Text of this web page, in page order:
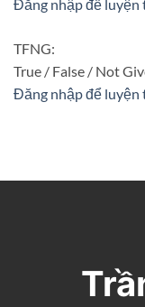
Đăng nhập để luyện
TFNG:
True / False / Not
Đăng nhập để luyện